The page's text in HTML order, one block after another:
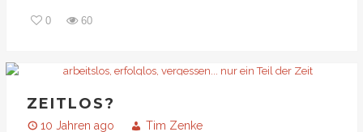
0 60
ZEITLOS?
10 Jahren ago
Tim Zenke